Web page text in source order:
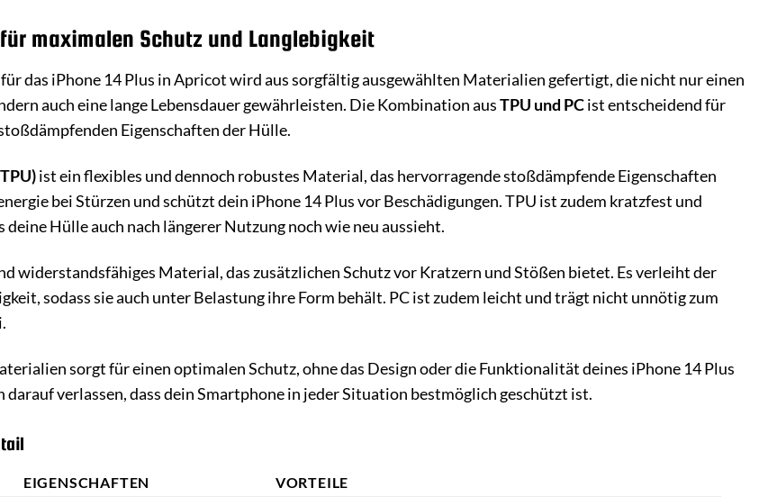
maximalen Schutz und Langlebigkeit
das iPhone 14 Plus in Apricot wird aus sorgfältig ausgewählten Materialien gefertigt, die nicht nur einen
auch eine lange Lebensdauer gewährleisten. Die Kombination ausTPU und PCist entscheidend für
Eigenschaften der Hülle.
ist ein flexibles und dennoch robustes Material, das hervorragende stoßdämpfende Eigenschaften
bei Stürzen und schützt dein iPhone 14 Plus vor Beschädigungen. TPU ist zudem kratzfest und
deine Hülle auch nach längerer Nutzung noch wie neu aussieht.
widerstandsfähiges Material, das zusätzlichen Schutz vor Kratzern und Stößen bietet. Es verleiht der
sodass sie auch unter Belastung ihre Form behält. PC ist zudem leicht und trägt nicht unnötig zum
sorgt für einen optimalen Schutz, ohne das Design oder die Funktionalität deines iPhone 14 Plus
verlassen, dass dein Smartphone in jeder Situation bestmöglich geschützt ist.
EIGENSCHAFTEN
VORTEILE